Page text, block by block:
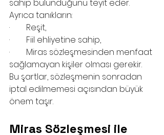
sahip bulunduğunu teyit eder.
Ayrıca tanıkların:
·        Reşit,
·        Fiil ehliyetine sahip,
·        Miras sözleşmesinden menfaat
sağlamayan kişiler olması gerekir.
Bu şartlar, sözleşmenin sonradan
iptal edilmemesi açısından büyük
önem taşır.
Miras Sözleşmesi ile